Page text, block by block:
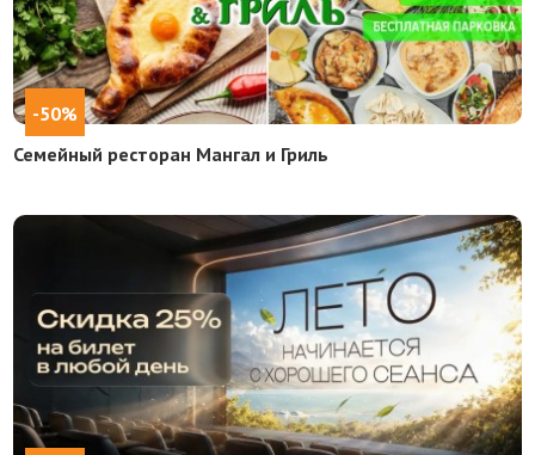
-50%
Семейный ресторан Мангал и Гриль